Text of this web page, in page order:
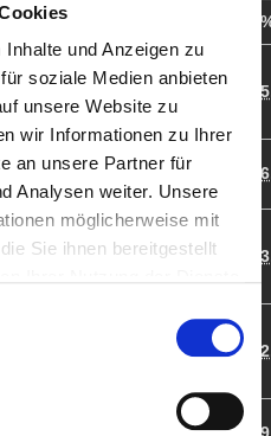
und Anzeigen zu
soziale Medien anbieten
unsere Website zu
wir Informationen zu Ihrer
an unsere Partner für
Analysen weiter. Unsere
möglicherweise mit
Sie ihnen bereitgestellt
CD
10:6 | 8:10 |
16:14
+6 74.1
10:7 | 13:12 |
10:8 | 10:9
+8 83.3
★13:11 | 10:5
| 10:9 | 17:19
9:10 | 7:10 |
22:20 | 10:7 |
10:8 | 16:13 |